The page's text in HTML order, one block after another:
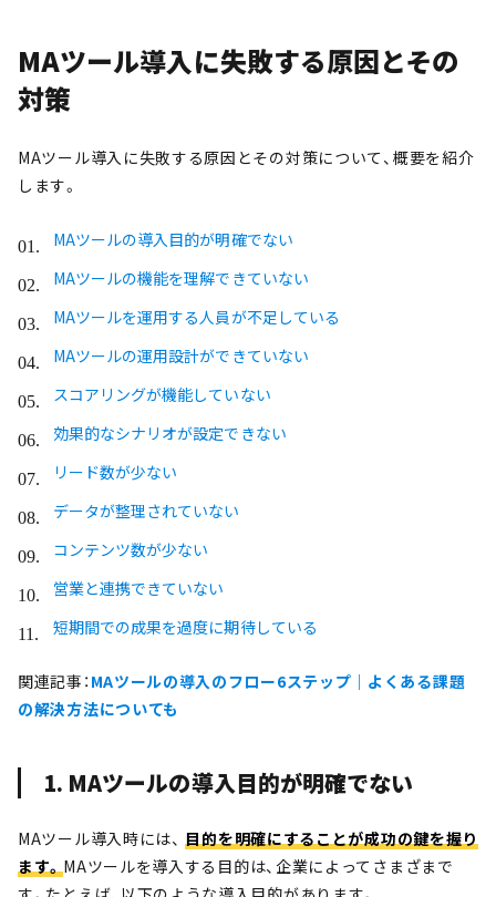
MAツール導入に失敗する原因とその
対策
MAツール導入に失敗する原因とその対策について、概要を紹介
します。
MAツールの導入目的が明確でない
MAツールの機能を理解できていない
MAツールを運用する人員が不足している
MAツールの運用設計ができていない
スコアリングが機能していない
効果的なシナリオが設定できない
リード数が少ない
データが整理されていない
コンテンツ数が少ない
営業と連携できていない
短期間での成果を過度に期待している
関連記事：MAツールの導入のフロー6ステップ｜よくある課題
の解決方法についても
1. MAツールの導入目的が明確でない
MAツール導入時には、目的を明確にすることが成功の鍵を握り
ます。MAツールを導入する目的は、企業によってさまざまで